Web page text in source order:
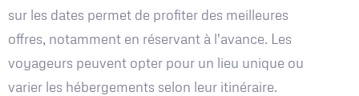
sur les dates permet de profiter des meilleures
offres, notamment en réservant à l'avance. Les
voyageurs peuvent opter pour un lieu unique ou
varier les hébergements selon leur itinéraire.